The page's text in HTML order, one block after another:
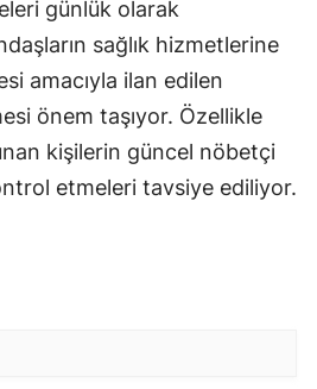
günlük olarak
sağlık hizmetlerine
amacıyla ilan edilen
önem taşıyor. Özellikle
kişilerin güncel nöbetçi
etmeleri tavsiye ediliyor.